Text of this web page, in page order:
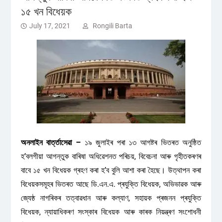
১৫ খন বিধেয়ক
July 17, 2021 Rongili Barta
অনলাইন বাৰ্ত্তাসেৱা –১৯ জুলাইৰ পৰা ১৩ আগষ্টৰ ভিতৰত অনুষ্ঠিত
হ’বলগীয়া আগন্তুক বাৰিষা অধিৱেশনত পৰিচয়, বিবেচনা আৰু গৃহীতকৰণৰ
বাবে ১৫ খন বিধেয়ক গ্ৰহণ কৰা হ’ব বুলি আশা কৰা হৈছে। উত্থাপন কৰা
বিধেয়কসমূহৰ ভিতৰত আছে ডি.এন.এ. প্ৰযুক্তি বিধেয়ক, অভিভাৱক আৰু
জ্যেষ্ঠ নাগৰিকৰ তত্বাৱধান আৰু কল্যাণ, সহায়ক প্ৰজনন প্ৰযুক্তি
বিধেয়ক, ন্যায়াধিকৰণ সংস্কাৰ বিধেয়ক আৰু কাৰক নিয়ন্ত্ৰণ সংশোধনী